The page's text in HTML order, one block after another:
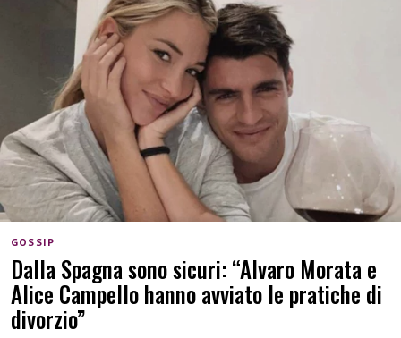
GOSSIP
Dalla Spagna sono sicuri: “Alvaro Morata e
Alice Campello hanno avviato le pratiche di
divorzio”